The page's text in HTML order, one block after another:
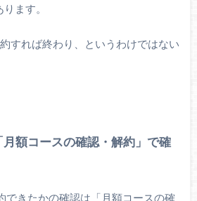
ます。
すれば終わり、というわけではない
額コースの確認・解約」で確
できたかの確認は「月額コースの確